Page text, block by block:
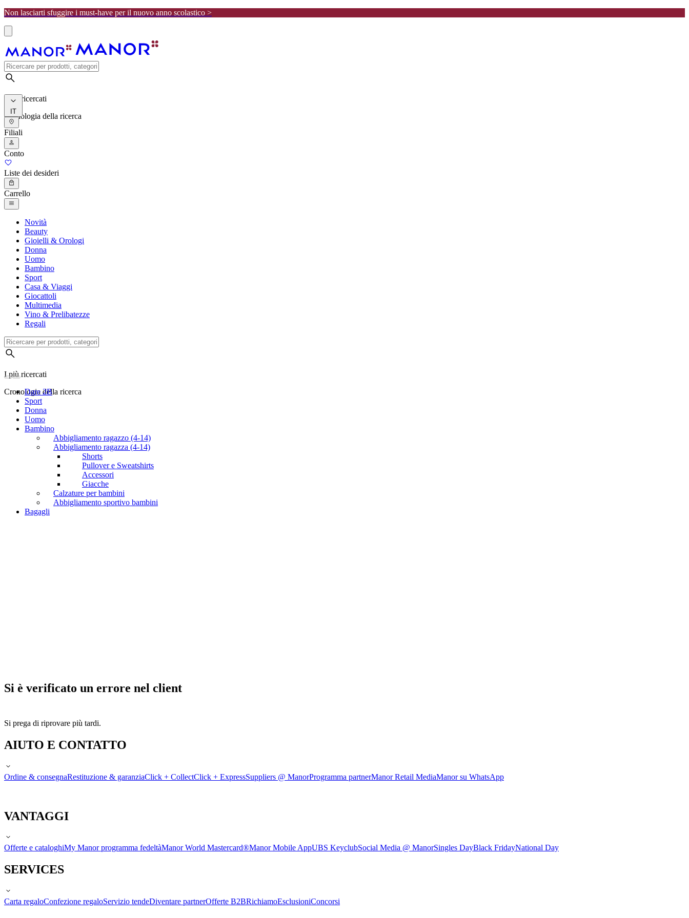
Non lasciarti sfuggire i must-have per il nuovo anno scolastico >
I più ricercati
Cronologia della ricerca
IT
Filiali
Conto
Liste dei desideri
Carrello
Novità
Beauty
Gioielli & Orologi
Donna
Uomo
Bambino
Sport
Casa & Viaggi
Giocattoli
Multimedia
Vino & Prelibatezze
Regali
I più ricercati
Cronologia della ricerca
Dare 2B
Sport
Donna
Uomo
Bambino
Abbigliamento ragazzo (4-14)
Abbigliamento ragazza (4-14)
Shorts
Pullover e Sweatshirts
Accessori
Giacche
Calzature per bambini
Abbigliamento sportivo bambini
Bagagli
Si è verificato un errore nel client
Si prega di riprovare più tardi.
AIUTO E CONTATTO
Ordine & consegnaRestituzione & garanziaClick + CollectClick + ExpressSuppliers @ ManorProgramma partnerManor Retail MediaManor su WhatsApp
VANTAGGI
Offerte e cataloghiMy Manor programma fedeltàManor World Mastercard®Manor Mobile AppUBS KeyclubSocial Media @ ManorSingles DayBlack FridayNational Day
SERVICES
Carta regaloConfezione regaloServizio tendeDiventare partnerOfferte B2BRichiamoEsclusioniConcorsi